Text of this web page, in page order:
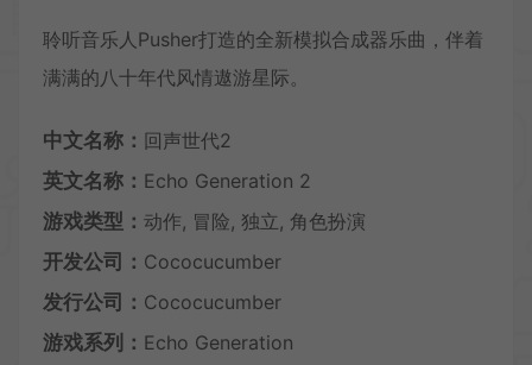
聆听音乐人Pusher打造的全新模拟合成器乐曲，伴着
满满的八十年代风情遨游星际。
中文名称： 回声世代2
英文名称： Echo Generation 2
游戏类型： 动作, 冒险, 独立, 角色扮演
开发公司： Cococucumber
发行公司： Cococucumber
游戏系列： Echo Generation